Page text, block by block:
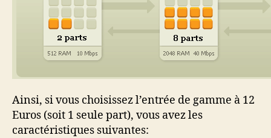
Ainsi, si vous choisissez l’entrée de gamme à 12
Euros (soit 1 seule part), vous avez les
caractéristiques suivantes: